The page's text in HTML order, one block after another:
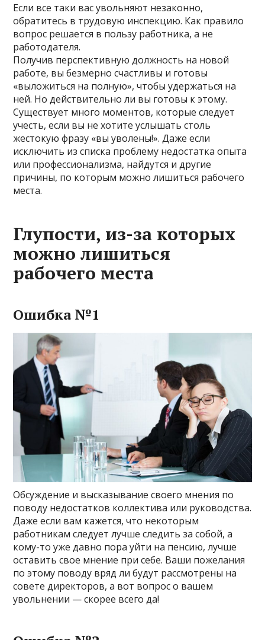
Если все таки вас увольняют незаконно,
обратитесь в трудовую инспекцию. Как правило
вопрос решается в пользу работника, а не
работодателя.
Получив перспективную должность на новой
работе, вы безмерно счастливы и готовы
«выложиться на полную», чтобы удержаться на
ней. Но действительно ли вы готовы к этому.
Существует много моментов, которые следует
учесть, если вы не хотите услышать столь
жестокую фразу «вы уволены!». Даже если
исключить из списка проблему недостатка опыта
или профессионализма, найдутся и другие
причины, по которым можно лишиться рабочего
места.
Глупости, из-за которых
можно лишиться
рабочего места
Ошибка №1
Обсуждение и высказывание своего мнения по
поводу недостатков коллектива или руководства.
Даже если вам кажется, что некоторым
работникам следует лучше следить за собой, а
кому-то уже давно пора уйти на пенсию, лучше
оставить свое мнение при себе. Ваши пожелания
по этому поводу вряд ли будут рассмотрены на
совете директоров, а вот вопрос о вашем
увольнении — скорее всего да!